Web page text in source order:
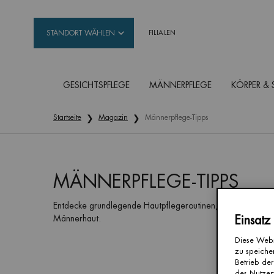
STANDORT WÄHLEN FILIALEN
GESICHTSPFLEGE MÄNNERPFLEGE KÖRPER &
Startseite
Magazin Männerpflege-Tipps
MÄNNERPFLEGE-TIPPS
Entdecke grundlegende Hautpflegeroutinen, Expertentipps
Männerhaut.
Diese
zu
Betrieb